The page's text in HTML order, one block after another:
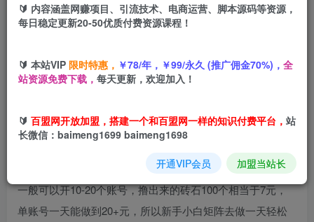
立即购买
播的时候会发放一些福袋进行吸引用户点赞，福袋里面有砖
抢福袋里面的砖石进行变现，一台电脑可以无限的上账号，
一般可以开10-20个账号，撸出来的砖石100个相当于7元，
单账号一天能做到20+元，所以新手小白矩阵去做一天轻松
🔰 内容涵盖网赚项目、引流技术、电商运营、脚本源码等资源，
每日稳定更新20-50优质付费资源课程！
🔰 本站VIP 限时特惠， ￥78/年，￥99/永久 (推广佣金70%)， 全
站资源免费下载， 每天更新，欢迎加入！
🔰 百盟网开放加盟，搭建一个和百盟网一样的知识付费平台， 站
长微信：baimeng1699 baimeng1698
开通VIP会员 加盟当站长